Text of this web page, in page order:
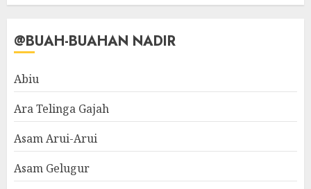
@BUAH-BUAHAN NADIR
Abiu
Ara Telinga Gajah
Asam Arui-Arui
Asam Gelugur